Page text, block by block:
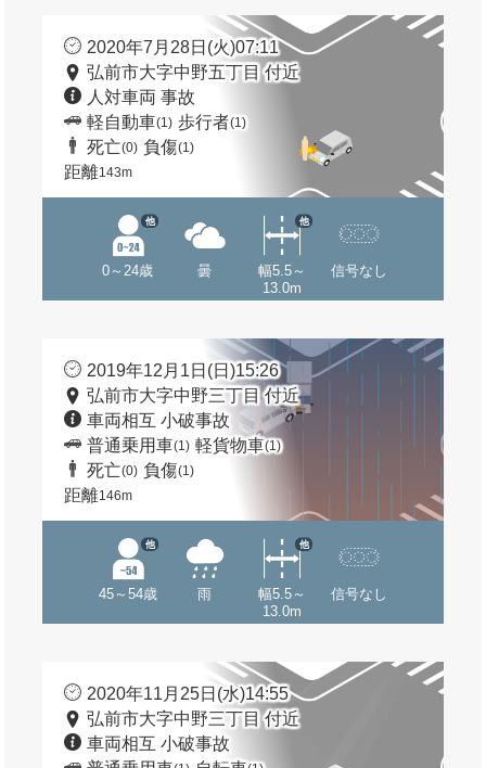
2020年7月28日(火)07:11
弘前市大字中野五丁目 付近
人対車両 事故
軽自動車(1) 歩行者(1)
死亡(0) 負傷(1)
距離143m
0～24歳
他
曇
幅5.5～
13.0m
他
信号なし
2019年12月1日(日)15:26
弘前市大字中野三丁目 付近
車両相互 小破事故
普通乗用車(1) 軽貨物車(1)
死亡(0) 負傷(1)
距離146m
45～54歳
他
雨
幅5.5～
13.0m
他
信号なし
2020年11月25日(水)14:55
弘前市大字中野三丁目 付近
車両相互 小破事故